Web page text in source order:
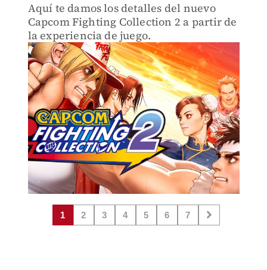
Aquí te damos los detalles del nuevo
Capcom Fighting Collection 2 a partir de
la experiencia de juego.
1 2 3 4 5 6 7